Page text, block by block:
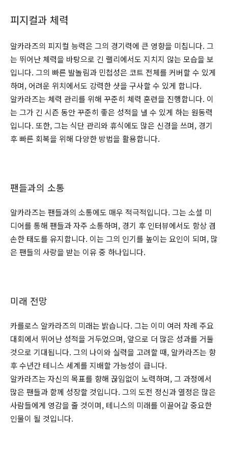
피지컬과 체력
알카라즈의 피지컬 능력은 그의 경기력에 큰 영향을 미칩니다. 그
는 뛰어난 체력을 바탕으로 긴 랠리에서도 지치지 않는 모습을 보
입니다. 그의 빠른 발놀림과 민첩성은 코트 전체를 커버할 수 있게
하며, 어려운 위치에서도 강력한 샷을 구사할 수 있게 합니다.
알카라즈는 체력 관리를 위해 꾸준히 체력 훈련을 진행합니다. 이
는 그가 긴 시즌 동안 꾸준히 좋은 성적을 낼 수 있게 하는 원동력
입니다. 또한, 그는 식단 관리와 휴식에도 많은 신경을 쓰며, 경기
후 빠른 회복을 위해 다양한 방법을 활용합니다.
팬들과의 소통
알카라즈는 팬들과의 소통에도 매우 적극적입니다. 그는 소셜 미
디어를 통해 팬들과 자주 소통하며, 경기 후 인터뷰에서도 항상 겸
손한 태도를 유지합니다. 이는 그의 인기를 높이는 요인이 되며, 많
은 팬들의 사랑을 받는 이유 중 하나입니다.
미래 전망
카를로스 알카라즈의 미래는 밝습니다. 그는 이미 여러 차례 주요
대회에서 뛰어난 성적을 거두었으며, 앞으로 더 많은 성과를 거둘
것으로 기대됩니다. 그의 나이와 실력을 고려할 때, 알카라즈는 향
후 수년간 테니스 세계를 지배할 가능성이 큽니다.
알카라즈는 자신의 목표를 향해 끊임없이 노력하며, 그 과정에서
많은 팬들과 함께 성장할 것입니다. 그의 도전 정신과 열정은 많은
사람들에게 영감을 줄 것이며, 테니스의 미래를 이끌어갈 중요한
인물이 될 것입니다.